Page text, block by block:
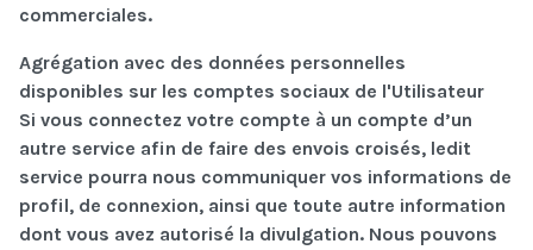
commerciales.
Agrégation avec des données personnelles
disponibles sur les comptes sociaux de l'Utilisateur
Si vous connectez votre compte à un compte d’un
autre service afin de faire des envois croisés, ledit
service pourra nous communiquer vos informations de
profil, de connexion, ainsi que toute autre information
dont vous avez autorisé la divulgation. Nous pouvons